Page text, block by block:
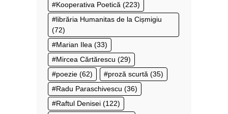
Kooperativa Poetică (223)
librăria Humanitas de la Cișmigiu
(72)
Marian Ilea (33)
Mircea Cărtărescu (29)
poezie (62) proză scurtă (35)
Radu Paraschivescu (36)
Raftul Denisei (122)